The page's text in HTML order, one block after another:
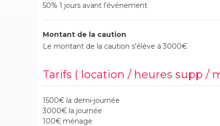
50% 1 jours avant l'événement
Montant de la caution
Le montant de la caution s'élève à 3000€
Tarifs ( location / heures supp /
1500€ la demi-journée
3000€ la journée
100€ ménage